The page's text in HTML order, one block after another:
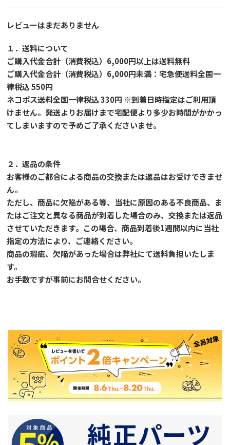
レビューはまだありません
１．送料について
ご購入代金合計（消費税込）6,000円以上は送料無料
ご購入代金合計（消費税込）6,000円未満：宅急便送料全国一
律税込 550円
ネコポス送料全国一律税込 330円 ※到着日時指定はご利用頂
けません。発送よりお届けまで宅配便より多少お時間がかかっ
てしまいますので予めご了承くださいませ。
２．返品の条件
お客様のご都合による商品の交換または返品はお受けできませ
ん。
ただし、 商品に欠陥がある等、当社に原因のある不良商品、ま
たはご注文と異なる商品が到着した場合のみ、交換または返品
させていただきます。この場合、商品到着後1週間以内に当社
指定の方法により、ご連絡ください。
商品の瑕疵、欠陥があった場合は弊社にて送料負担いたしま
す。
お手数ですが事前にお問合せください。